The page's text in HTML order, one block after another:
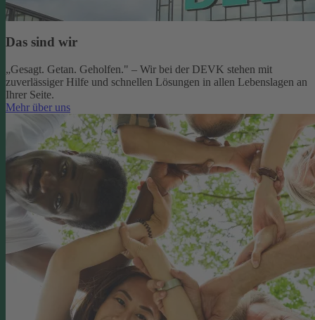
Das sind wir
„Gesagt. Getan. Geholfen." – Wir bei der DEVK stehen mit
zuverlässiger Hilfe und schnellen Lösungen in allen Lebenslagen an
Ihrer Seite.
Mehr über uns